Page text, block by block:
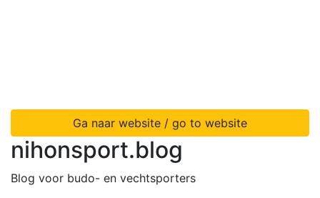
Ga naar website / go to website
nihonsport.blog
Blog voor budo- en vechtsporters